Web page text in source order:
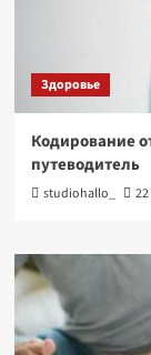
Здоровье
Кодирование
путеводитель
studiohallo_